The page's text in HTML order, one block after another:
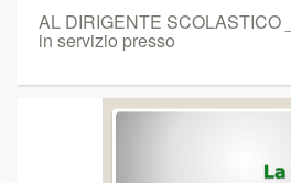
AL DIRIGENTE SCOLASTICO
in servizio presso